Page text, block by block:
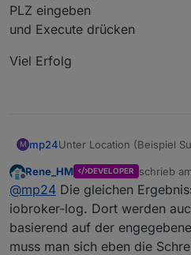
PLZ eingeben
und Execute drücken
Viel Erfolg
M mp24Unter Location (Beispiel
Try it out drücken
Api-Key einkopieren
PLZ eingeben
und Execute drücken
Viel Erfolg
Offline
Rene_HM DEVELOPER schrieb
zuletzt
@mp24 Die gleichen
iobroker-log. Dort werden
basierend auf der
muss man sich eben die